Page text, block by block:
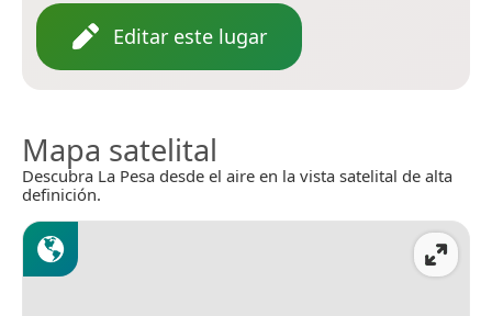
Editar este lugar
Mapa satelital
Descubra La Pesa desde el aire en la vista satelital de alta
definición.